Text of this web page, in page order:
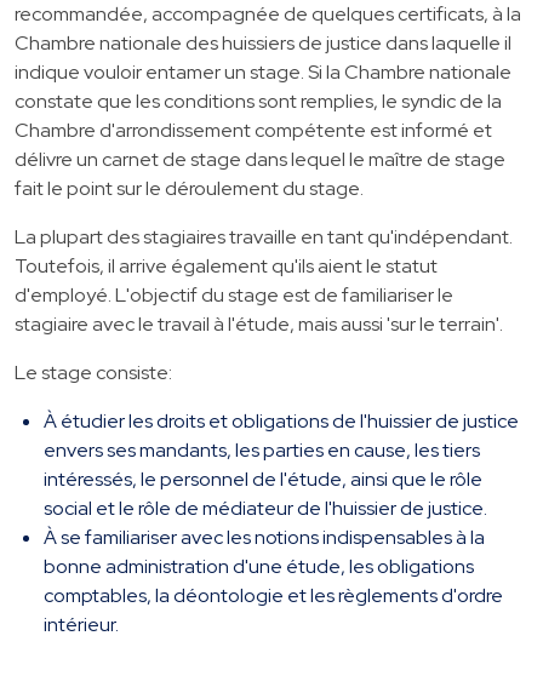
recommandée, accompagnée de quelques certificats, à la
Chambre nationale des huissiers de justice dans laquelle il
indique vouloir entamer un stage. Si la Chambre nationale
constate que les conditions sont remplies, le syndic de la
Chambre d'arrondissement compétente est informé et
délivre un carnet de stage dans lequel le maître de stage
fait le point sur le déroulement du stage.
La plupart des stagiaires travaille en tant qu'indépendant.
Toutefois, il arrive également qu'ils aient le statut
d'employé. L'objectif du stage est de familiariser le
stagiaire avec le travail à l'étude, mais aussi 'sur le terrain'.
Le stage consiste:
À étudier les droits et obligations de l'huissier de justice
envers ses mandants, les parties en cause, les tiers
intéressés, le personnel de l'étude, ainsi que le rôle
social et le rôle de médiateur de l'huissier de justice.
À se familiariser avec les notions indispensables à la
bonne administration d'une étude, les obligations
comptables, la déontologie et les règlements d'ordre
intérieur.